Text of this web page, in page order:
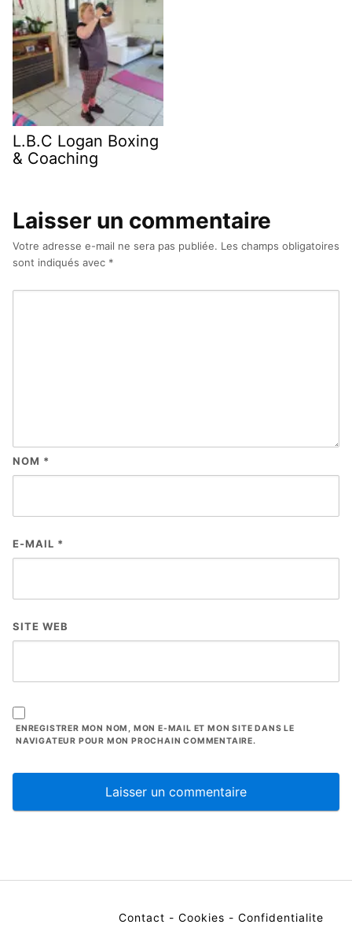
L.B.C Logan Boxing
& Coaching
Laisser un commentaire
Votre adresse e-mail ne sera pas publiée. Les champs obligatoires
sont indiqués avec *
NOM *
E-MAIL *
SITE WEB
ENREGISTRER MON NOM, MON E-MAIL ET MON SITE DANS LE
NAVIGATEUR POUR MON PROCHAIN COMMENTAIRE.
Contact - Cookies - Confidentialite